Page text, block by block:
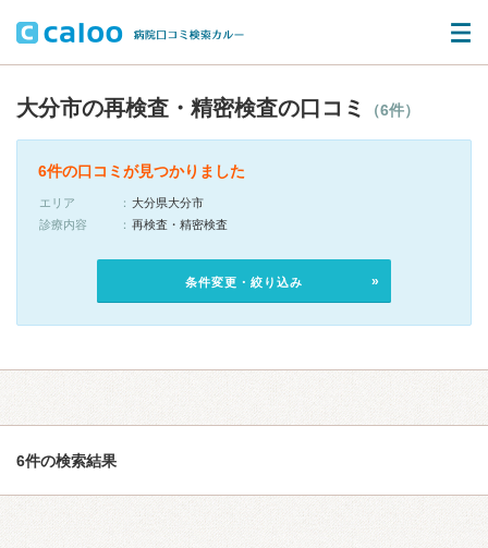
大分市の再検査・精密検査の口コミ （6件）
6件の口コミが見つかりました
エリア
大分県大分市
診療内容
再検査・精密検査
条件変更・絞り込み
6件の検索結果